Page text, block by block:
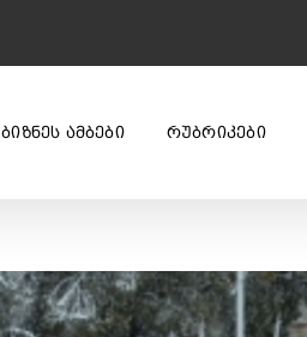
ᲑᲘᲖᲜᲔᲡ ᲐᲛᲑᲔᲑᲘ ᲠᲣᲑᲠᲘᲙᲔᲑᲘ